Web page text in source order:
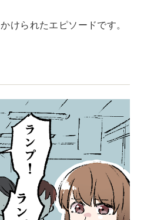
けられたエピソードです。